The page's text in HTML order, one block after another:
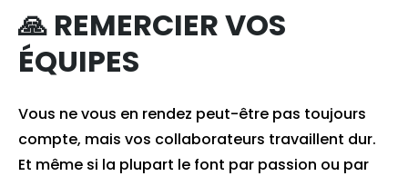
🙏 REMERCIER VOS
ÉQUIPES
Vous ne vous en rendez peut-être pas toujours
compte, mais vos collaborateurs travaillent dur.
Et même si la plupart le font par passion ou par